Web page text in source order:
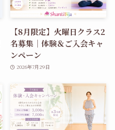
【8月限定】火曜日クラス2
名募集｜体験＆ご入会キャ
ンペーン
2026年7月29日